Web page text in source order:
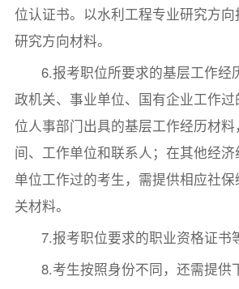
位认证书。以水利工程专业研究方
研究方向材料。
6.报考职位所要求的基层工作经
政机关、事业单位、国有企业工作
位人事部门出具的基层工作经历材
间、工作单位和联系人；在其他经
单位工作过的考生，需提供相应社
关材料。
7.报考职位要求的职业资格证书
8.考生按照身份不同，还需提供